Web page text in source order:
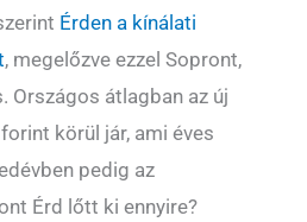
Érden a kínálati
, megelőzve ezzel Sopront,
Országos átlagban az új
körül jár, ami éves
pedig az
Érd lőtt ki ennyire?